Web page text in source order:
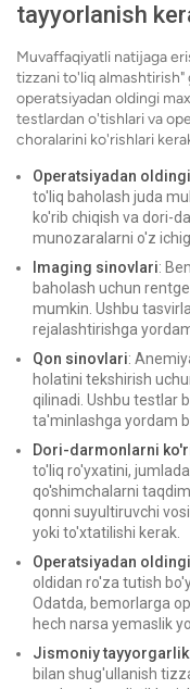
tayyorlanish
Muvaffaqiyatli natijaga
tizzani to'liq
operatsiyadan oldingi
testlardan o'tishlari va
choralarini ko'rishlari
Operatsiyadan
to'liq baholash juda
ko'rib chiqish va dori-
munozaralarni o'z
Imaging sinovlari:
baholash uchun
mumkin. Ushbu
rejalashtirishga
Qon sinovlari:
holatini tekshirish
qilinadi. Ushbu testlar
ta'minlashga yordam
Dori-darmonlarni
to'liq ro'yxatini,
qo'shimchalarni
qonni suyultiruvchi
yoki to'xtatilishi kerak.
Operatsiyadan
oldidan ro'za tutish
Odatda, bemorlarga
hech narsa yemaslik
Jismoniy tayyorgarlik
bilan shug'ullanish